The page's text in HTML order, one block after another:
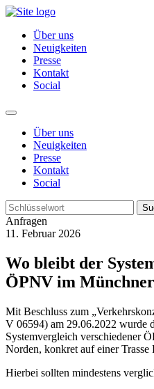
Über uns
Neuigkeiten
Presse
Kontakt
Social
Über uns
Neuigkeiten
Presse
Kontakt
Social
Anfragen
11. Februar 2026
Wo bleibt der
ÖPNV im
Mit Beschluss zum
V 06594) am 29.06.2022 wurde
Systemvergleich verschiedener
Norden, konkret auf einer
Hierbei sollten mindestens